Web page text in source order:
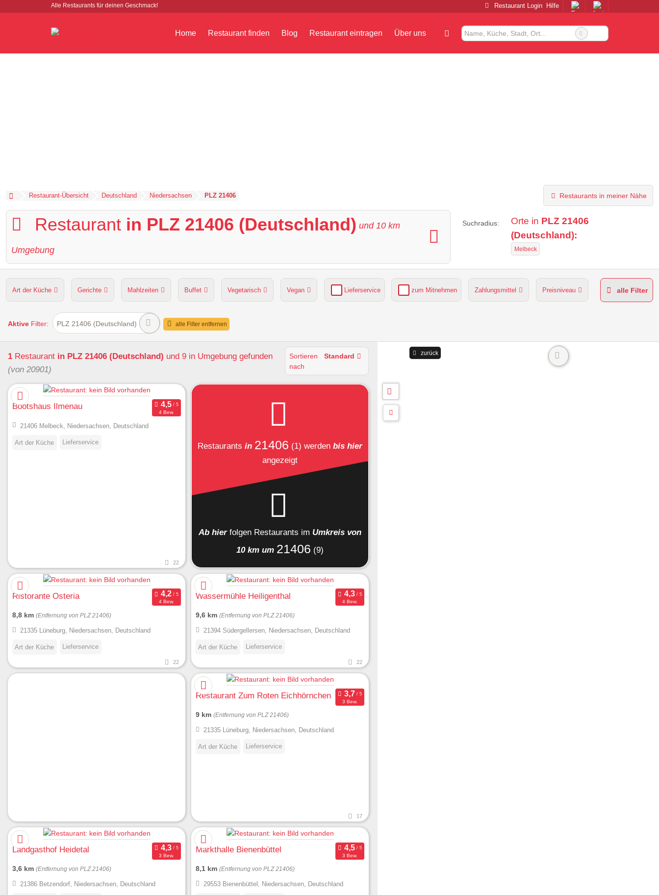
Alle Restaurants für deinen Geschmack! Restaurant Login Hilfe
Home Restaurant finden Blog Restaurant eintragen Über uns
Restaurant-Übersicht Deutschland Niedersachsen PLZ 21406 Restaurants in meiner Nähe
Restaurant in PLZ 21406 (Deutschland) und 10 km
Umgebung
Suchradius: Orte in PLZ 21406
(Deutschland):
Melbeck
Art der Küche Gerichte Mahlzeiten Buffet Vegetarisch Vegan Lieferservice zum Mitnehmen Zahlungsmittel Preisniveau
Hunde erlaubt Kapazität Sitzplätze im Freien
alle Filter
Aktive Filter: PLZ 21406 (Deutschland) alle Filter entfernen
1 Restaurant in PLZ 21406 (Deutschland) und 9 in Umgebung gefunden
(von 20901)
Sortieren
nach
Standard
Bootshaus Ilmenau
4 Bew.
21406 Melbeck, Niedersachsen, Deutschland
Art der Küche Lieferservice
22
Restaurants in 21406 (1) werden bis hier
angezeigt
Ab hier folgen Restaurants im Umkreis von
10 km um 21406 (9)
Ristorante Osteria
4 Bew.
8,8 km (Entfernung von PLZ 21406)
21335 Lüneburg, Niedersachsen, Deutschland
Art der Küche Lieferservice
22
Wassermühle Heiligenthal
4 Bew.
9,6 km (Entfernung von PLZ 21406)
21394 Südergellersen, Niedersachsen, Deutschland
Art der Küche Lieferservice
22
Restaurant Zum Roten Eichhörnchen
3 Bew.
9 km (Entfernung von PLZ 21406)
21335 Lüneburg, Niedersachsen, Deutschland
Art der Küche Lieferservice
17
Landgasthof Heidetal
3 Bew.
3,6 km (Entfernung von PLZ 21406)
21386 Betzendorf, Niedersachsen, Deutschland
Markthalle Bienenbüttel
3 Bew.
8,1 km (Entfernung von PLZ 21406)
29553 Bienenbüttel, Niedersachsen, Deutschland
zurück